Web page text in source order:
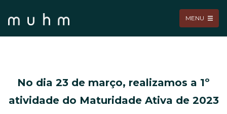
MENU
No dia 23 de março, realizamos a 1º
atividade do Maturidade Ativa de 2023